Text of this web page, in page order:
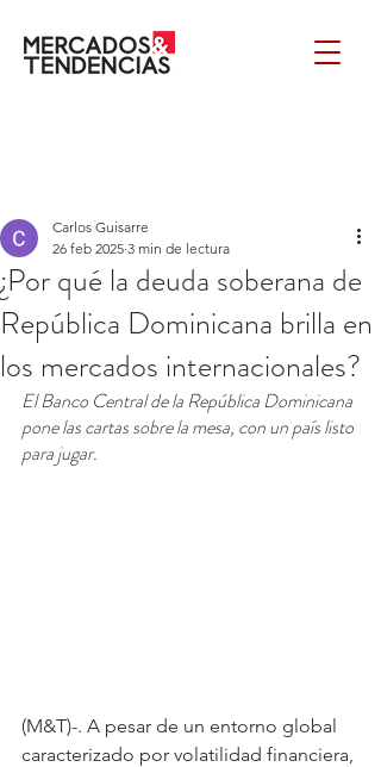
¿Por qué la deuda soberana de
República Dominicana brilla en
los mercados internacionales?
Carlos Guisarre
26 feb 2025 3 min de lectura
El Banco Central de la República Dominicana
pone las cartas sobre la mesa, con un país listo
para jugar.
(M&T)-. A pesar de un entorno global
caracterizado por volatilidad financiera,